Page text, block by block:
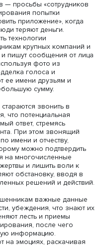
респондентов (в
и
Центробанка,
20 000 рублей. Андрей
россиян: 46%
потерять деньги в
низкой, еще
лишь 23%
доля уверенных в своей
опасна, считает
мошенники
с высшим
более
— просьбы
попытки
приложение»,
люди теряют деньги.
технологии
крупных
и пишут сообщения
используя фото из